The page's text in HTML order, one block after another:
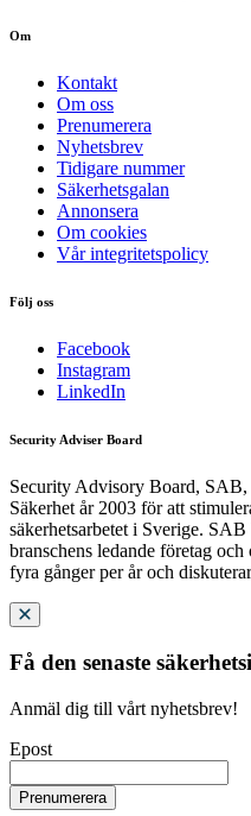
Om
Kontakt
Om oss
Prenumerera
Nyhetsbrev
Tidigare nummer
Säkerhetsgalan
Annonsera
Om cookies
Vår integritetspolicy
Följ oss
Facebook
Instagram
LinkedIn
Security Adviser Board
Security Advisory Board,
Säkerhet år 2003 för att
säkerhetsarbetet i Sverige. SAB
branschens ledande företag
fyra gånger per år och
Få den senaste
Anmäl dig till vårt nyhetsbrev!
Epost
Prenumerera